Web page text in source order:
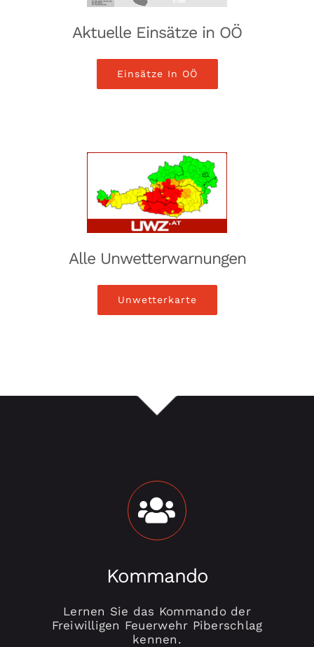
Aktuelle Einsätze in OÖ
Einsätze In OÖ
Alle Unwetterwarnungen
Unwetterkarte
Kommando
Lernen Sie das Kommando der
Freiwilligen Feuerwehr Piberschlag
kennen.